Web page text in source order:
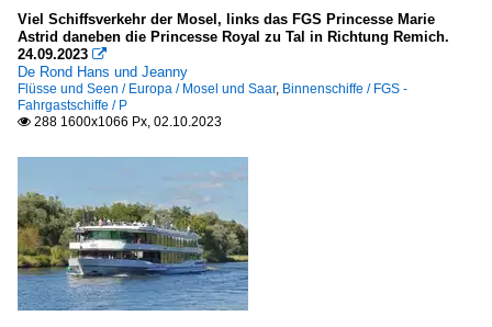
Schlepper / tugs
D
WSV Deutschland
B
H
Viel Schiffsverkehr der Mosel, links das FGS Princesse Marie
Astrid daneben die Princesse Royal zu Tal in Richtung Remich.
24.09.2023 
De Rond Hans und Jeanny
Flüsse und Seen / Europa / Mosel und Saar, Binnenschiffe / FGS -
Fahrgastschiffe / P
 288 1600x1066 Px, 02.10.2023